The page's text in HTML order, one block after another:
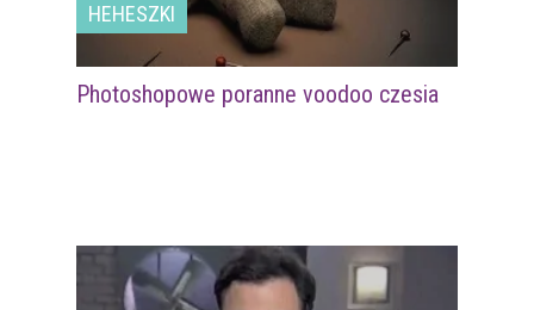
HEHESZKI
Photoshopowe poranne voodoo czesia